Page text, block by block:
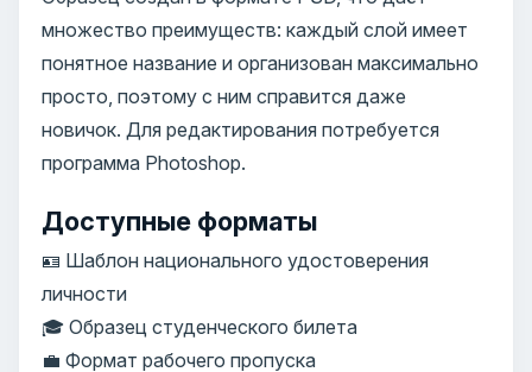
множество преимуществ: каждый слой имеет
понятное название и организован максимально
просто, поэтому с ним справится даже
новичок. Для редактирования потребуется
программа Photoshop.
Доступные форматы
🪪 Шаблон национального удостоверения
личности
🎓 Образец студенческого билета
💼 Формат рабочего пропуска